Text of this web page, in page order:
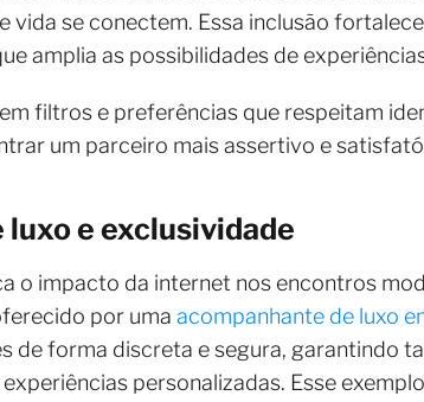
vida se conectem. Essa inclusão
amplia as possibilidades de
filtros e preferências que respeitam
um parceiro mais assertivo e
luxo e exclusividade
o impacto da internet nos encontros
por uma acompanhante de luxo
de forma discreta e segura, garantindo
personalizadas. Esse